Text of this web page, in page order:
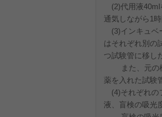
(2)代用液40ml
通気しながら1
(3)インキュベ
はそれぞれ別の
つ試験管に移し
また、元の標
薬を入れた試験
(4)それぞれの
液、盲検の吸光